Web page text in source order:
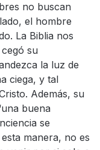
no buscan
el hombre
La Biblia nos
su
la luz de
ciega, y tal
Además, su
buena
se
manera, no es